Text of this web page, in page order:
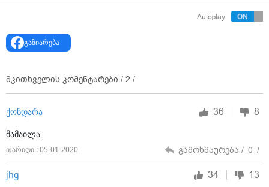
Autoplay
გაზიარება
მკითხველის კომენტარები / 2 /
ქონდარა 36 8
მამაილა
თარიღი : 05-01-2020 გამოხმაურება / 0 /
jhg 34 13